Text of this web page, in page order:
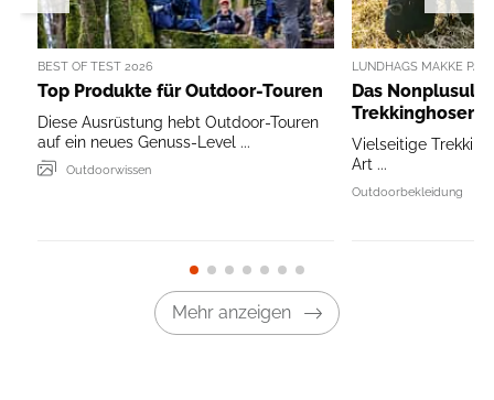
BEST OF TEST 2026
Top Produkte für Outdoor-Touren
Diese Ausrüstung hebt Outdoor-Touren
auf ein neues Genuss-Level ...
Outdoorwissen
LUNDHAGS MAKKE
Das
Trekkinghosen
Vielseitige
Art ...
Outdoorbekleidung
Mehr anzeigen